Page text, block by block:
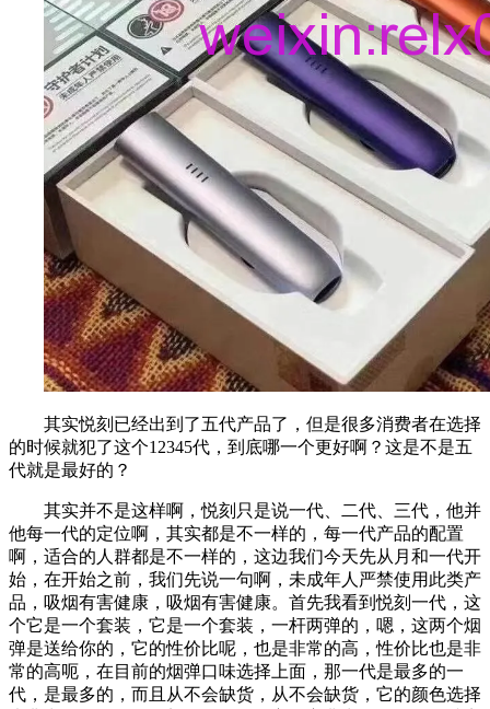
其实悦刻已经出到了五代产品了，但是很多消费者在选择
的时候就犯了这个12345代，到底哪一个更好啊？这是不是五
代就是最好的？
其实并不是这样啊，悦刻只是说一代、二代、三代，他并
他每一代的定位啊，其实都是不一样的，每一代产品的配置
啊，适合的人群都是不一样的，这边我们今天先从月和一代开
始，在开始之前，我们先说一句啊，未成年人严禁使用此类产
品，吸烟有害健康，吸烟有害健康。首先我看到悦刻一代，这
个它是一个套装，它是一个套装，一杆两弹的，嗯，这两个烟
弹是送给你的，它的性价比呢，也是非常的高，性价比也是非
常的高呃，在目前的烟弹口味选择上面，那一代是最多的一
代，是最多的，而且从不会缺货，从不会缺货，它的颜色选择